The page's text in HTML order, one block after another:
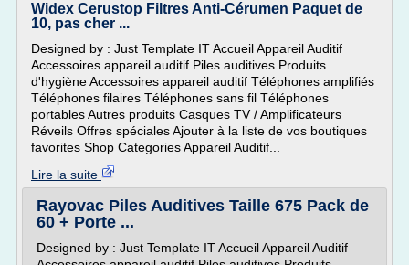
Widex Cerustop Filtres Anti-Cérumen Paquet de
10, pas cher ...
Designed by : Just Template IT Accueil Appareil Auditif
Accessoires appareil auditif Piles auditives Produits
d'hygiène Accessoires appareil auditif Téléphones amplifiés
Téléphones filaires Téléphones sans fil Téléphones
portables Autres produits Casques TV / Amplificateurs
Réveils Offres spéciales Ajouter à la liste de vos boutiques
favorites Shop Categories Appareil Auditif...
Lire la suite
Rayovac Piles Auditives Taille 675 Pack de
60 + Porte ...
Designed by : Just Template IT Accueil Appareil Auditif